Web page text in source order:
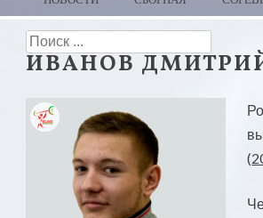
WEIGHTLIFTING
Search
ИВАНОВ
(